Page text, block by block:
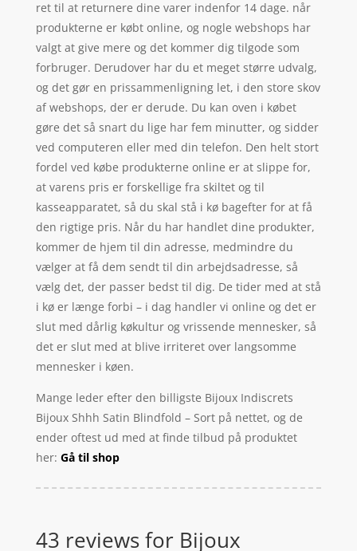
ret til at returnere dine varer indenfor 14 dage. når
produkterne er købt online, og nogle webshops har
valgt at give mere og det kommer dig tilgode som
forbruger. Derudover har du et meget større udvalg,
og det gør en prissammenligning let, i den store skov
af webshops, der er derude. Du kan oven i købet
gøre det så snart du lige har fem minutter, og sidder
ved computeren eller med din telefon. Den helt stort
fordel ved købe produkterne online er at slippe for,
at varens pris er forskellige fra skiltet og til
kasseapparatet, så du skal stå i kø bagefter for at få
den rigtige pris. Når du har handlet dine produkter,
kommer de hjem til din adresse, medmindre du
vælger at få dem sendt til din arbejdsadresse, så
vælg det, der passer bedst til dig. De tider med at stå
i kø er længe forbi – i dag handler vi online og det er
slut med dårlig køkultur og vrissende mennesker, så
det er slut med at blive irriteret over langsomme
mennesker i køen.
Mange leder efter den billigste Bijoux Indiscrets
Bijoux Shhh Satin Blindfold – Sort på nettet, og de
ender oftest ud med at finde tilbud på produktet
her: Gå til shop
43 reviews for Bijoux